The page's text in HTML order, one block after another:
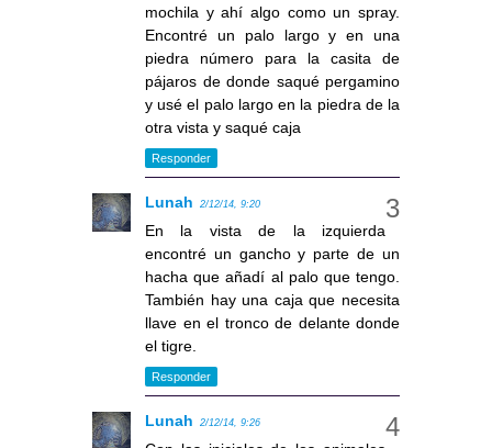
mochila y ahí algo como un spray.
Encontré un palo largo y en una
piedra número para la casita de
pájaros de donde saqué pergamino
y usé el palo largo en la piedra de la
otra vista y saqué caja
Responder
Lunah 2/12/14, 9:20
En la vista de la izquierda
encontré un gancho y parte de un
hacha que añadí al palo que tengo.
También hay una caja que necesita
llave en el tronco de delante donde
el tigre.
Responder
Lunah 2/12/14, 9:26